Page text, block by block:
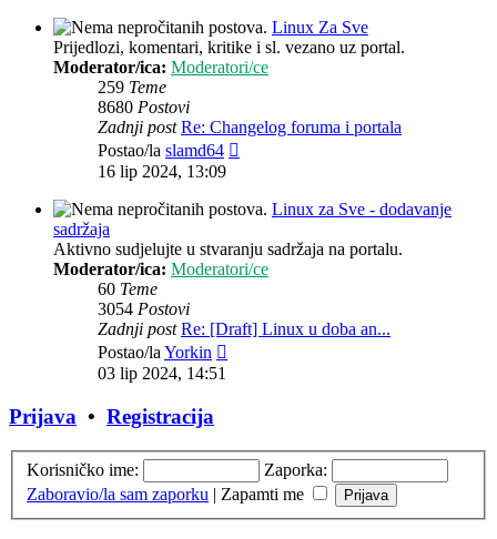
Linux Za Sve
Prijedlozi, komentari, kritike i sl. vezano uz portal.
Moderator/ica: Moderatori/ce
259 Teme
8680 Postovi
Zadnji post Re: Changelog foruma i portala
Postao/la slamd64
16 lip 2024, 13:09
Linux za Sve - dodavanje
sadržaja
Aktivno sudjelujte u stvaranju sadržaja na portalu.
Moderator/ica: Moderatori/ce
60 Teme
3054 Postovi
Zadnji post Re: [Draft] Linux u doba an...
Postao/laYorkin
03 lip 2024, 14:51
Prijava • Registracija
Korisničko ime:
Zaporka:
Zaboravio/la sam zaporku | Zapamti me